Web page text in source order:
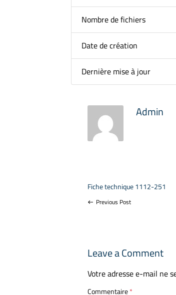
Nombre de fichiers
Date de création
Dernière mise à jour
Admin
Fiche technique 1112-251
west Previous Post
Leave a Comment
Votre adresse e-mail ne
Commentaire*